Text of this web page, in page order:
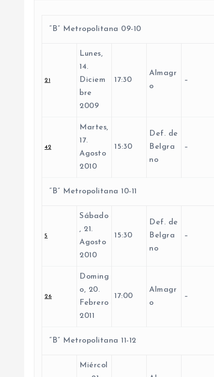
“B” Metropolitana 09-10
21
Lunes,
14.
Diciem
bre
2009
17:30
Almagr
o
–
42
Martes,
17.
Agosto
2010
15:30
Def. de
Belgra
no
–
“B” Metropolitana 10-11
5
Sábado
, 21.
Agosto
2010
15:30
Def. de
Belgra
no
–
26
Doming
o, 20.
Febrero
2011
17:00
Almagr
o
–
“B” Metropolitana 11-12
Miércol